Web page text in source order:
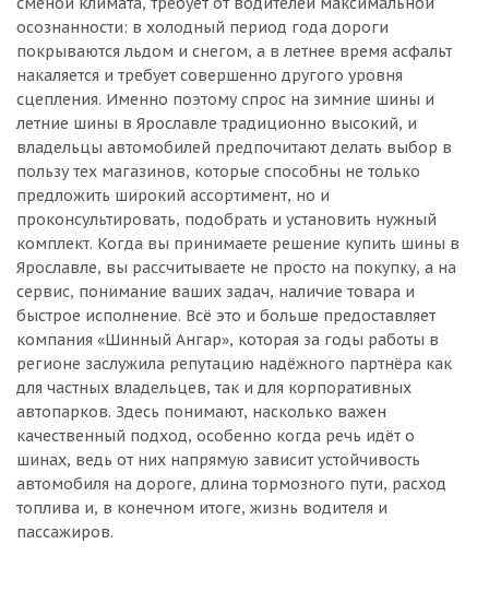
осознанности: в холодный период года дороги
покрываются льдом и снегом, а в летнее время асфальт
накаляется и требует совершенно другого уровня
сцепления. Именно поэтому спрос на зимние шины и
летние шины в Ярославле традиционно высокий, и
владельцы автомобилей предпочитают делать выбор в
пользу тех магазинов, которые способны не только
предложить широкий ассортимент, но и
проконсультировать, подобрать и установить нужный
комплект. Когда вы принимаете решение купить шины в
Ярославле, вы рассчитываете не просто на покупку, а на
сервис, понимание ваших задач, наличие товара и
быстрое исполнение. Всё это и больше предоставляет
компания «Шинный Ангар», которая за годы работы в
регионе заслужила репутацию надёжного партнёра как
для частных владельцев, так и для корпоративных
автопарков. Здесь понимают, насколько важен
качественный подход, особенно когда речь идёт о
шинах, ведь от них напрямую зависит устойчивость
автомобиля на дороге, длина тормозного пути, расход
топлива и, в конечном итоге, жизнь водителя и
пассажиров.